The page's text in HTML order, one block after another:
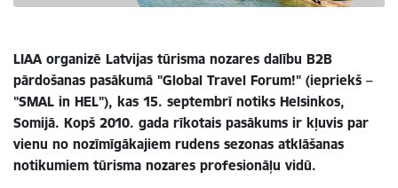
LIAA organizē Latvijas tūrisma nozares dalību B2B
pārdošanas pasākumā "Global Travel Forum!" (iepriekš –
"SMAL in HEL"), kas 15. septembrī notiks Helsinkos,
Somijā. Kopš 2010. gada rīkotais pasākums ir kļuvis par
vienu no nozīmīgākajiem rudens sezonas atklāšanas
notikumiem tūrisma nozares profesionāļu vidū.